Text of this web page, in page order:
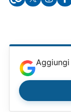
Aggiungi